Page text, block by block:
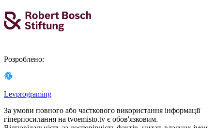
Розроблено:
Levprograming
За умови повного або часткового використання iнформацiї
гіперпосилання на tvoemisto.tv є обов'язковим.